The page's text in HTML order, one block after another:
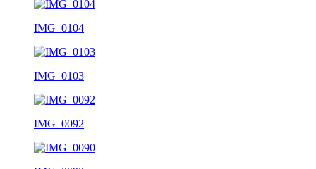
IMG_0104
IMG_0103
IMG_0092